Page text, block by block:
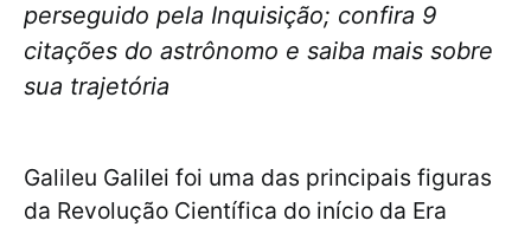
perseguido pela Inquisição; confira 9
citações do astrônomo e saiba mais sobre
sua trajetória
Galileu Galilei foi uma das principais figuras
da Revolução Científica do início da Era